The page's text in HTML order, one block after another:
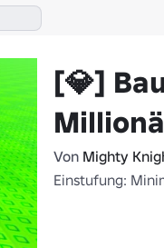
[💎]
Von Mighty
Einstufung: